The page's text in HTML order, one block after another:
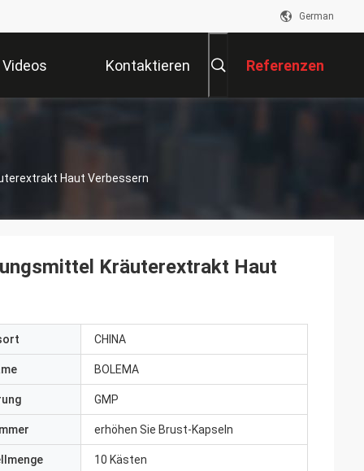
German
Videos Kontaktieren Referenzen
Haut Verbessern
Kräuterextrakt Haut
CHINA
BOLEMA
GMP
erhöhen Sie Brust-Kapseln
10 Kästen